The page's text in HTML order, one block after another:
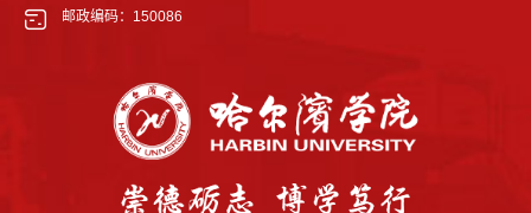
邮政编码：150086